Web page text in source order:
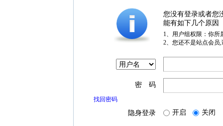
您没有登录或者您
能有如下几个原因
1、用户组权限：你所
2、您还不是站点会员
密 码
找回密码
隐身登录 开启 关闭